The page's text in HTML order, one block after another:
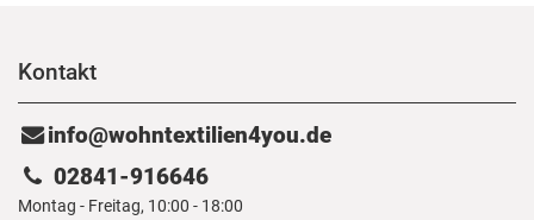
Kontakt
info@wohntextilien4you.de
02841-916646
Montag - Freitag, 10:00 - 18:00